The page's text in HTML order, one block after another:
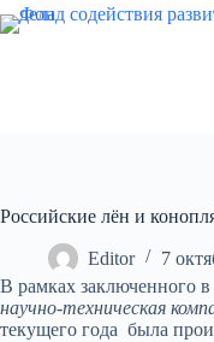
Российские лён и
Editor 7
В рамках заключенного
научно-техническая
текущего года была